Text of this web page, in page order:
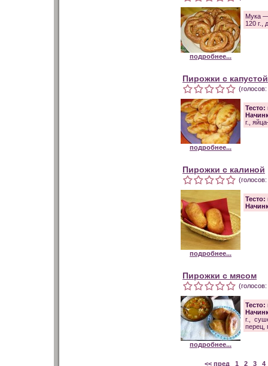
подробнее...
Мука
120 г.,
Пирожки с
подробнее...
Тесто:
г.,
Пирожки с калиной
подробнее...
Тесто:
Пирожки с мясом
подробнее...
Тесто:
г.,
перец,
<< пред 1 2 3 4